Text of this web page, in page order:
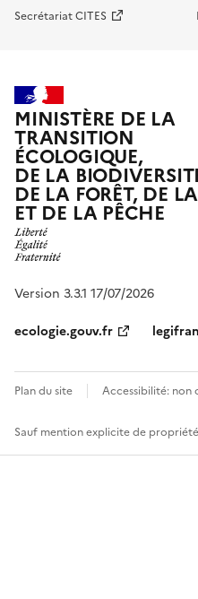
Secrétariat CITES
MINISTÈRE DE LA
TRANSITION
ÉCOLOGIQUE,
DE LA
DE LA FORÊT, DE
ET DE LA PÊCHE
Version 3.3.1 17/07/2026
ecologie.gouv.fr
Plan du site Accessibilité: non
Sauf mention explicite de